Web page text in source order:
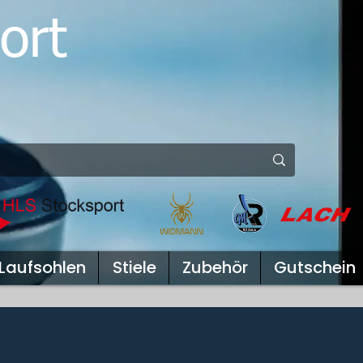
Laufsohlen Stiele Zubehör Gutschein